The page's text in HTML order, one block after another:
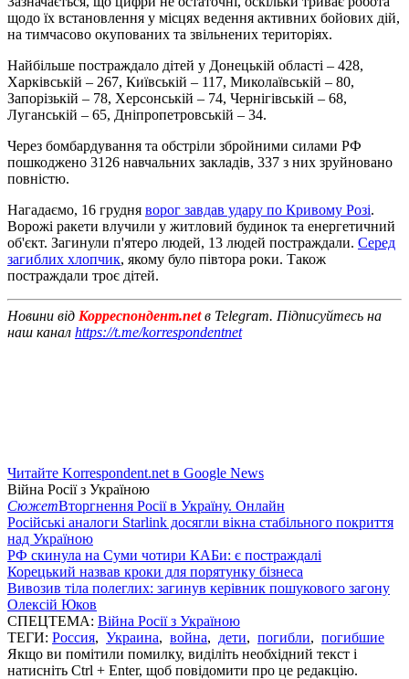
щодо їх встановлення у місцях ведення активних бойових дій,
на тимчасово окупованих та звільнених територіях.
Найбільше постраждало дітей у Донецькій області – 428,
Харківській – 267, Київській – 117, Миколаївській – 80,
Запорізькій – 78, Херсонській – 74, Чернігівській – 68,
Луганській – 65, Дніпропетровській – 34.
Через бомбардування та обстріли збройними силами РФ
пошкоджено 3126 навчальних закладів, 337 з них зруйновано
повністю.
Нагадаємо, 16 грудня ворог завдав удару по Кривому Розі.
Ворожі ракети влучили у житловий будинок та енергетичний
об'єкт. Загинули п'ятеро людей, 13 людей постраждали. Серед
загиблих хлопчик, якому було півтора роки. Також
постраждали троє дітей.
Новини від Корреспондент.netв Telegram. Підписуйтесь на
наш канал https://t.me/korrespondentnet
Читайте Korrespondent.net в Google News
Війна Росії з Україною
СюжетВторгнення Росії в Україну. Онлайн
Російські аналоги Starlink досягли вікна стабільного покриття
над Україною
РФ скинула на Суми чотири КАБи: є постраждалі
Корецький назвав кроки для порятунку бізнеса
Вивозив тіла полеглих: загинув керівник пошукового загону
Олексій Юков
СПЕЦТЕМА: Війна Росії з Україною
ТЕГИ: Россия, Украина, война, дети, погибли, погибшие
Якщо ви помітили помилку, виділіть необхідний текст і
натисніть Ctrl + Enter, щоб повідомити про це редакцію.